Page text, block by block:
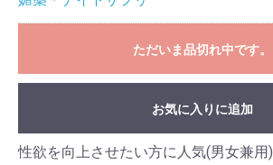
ただいま品切れ中です。
お気に入りに追加
性欲を向上させたい方に人気(男女兼用)